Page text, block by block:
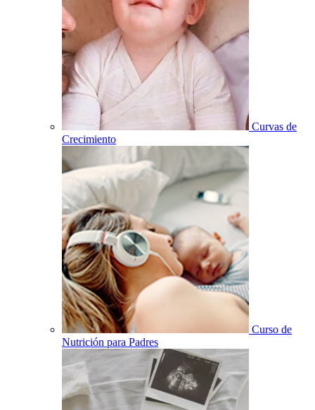
Curvas de
Crecimiento
Curso de
Nutrición para Padres